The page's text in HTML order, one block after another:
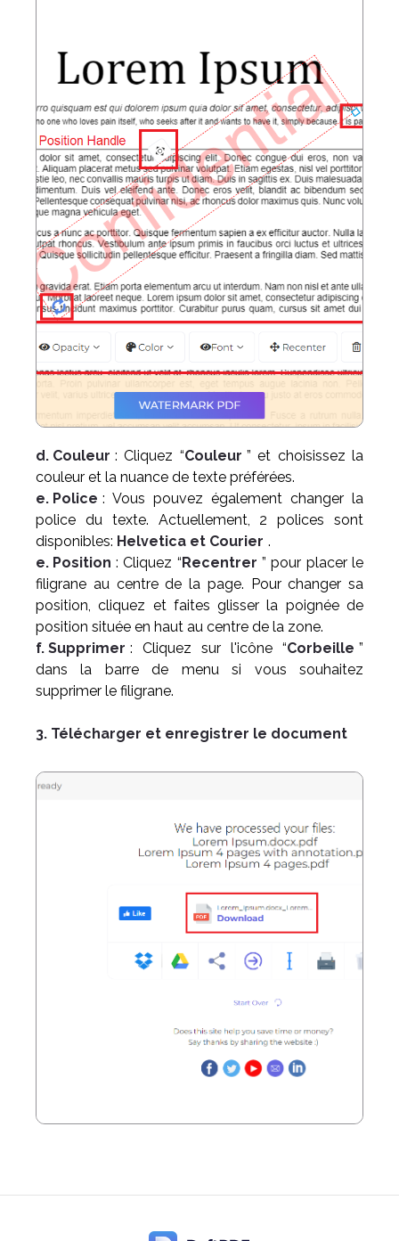
d. Couleur : Cliquez “Couleur ” et choisissez la
couleur et la nuance de texte préférées.
e. Police : Vous pouvez également changer la
police du texte. Actuellement, 2 polices sont
disponibles: Helvetica et Courier .
e. Position : Cliquez “Recentrer ” pour placer le
filigrane au centre de la page. Pour changer sa
position, cliquez et faites glisser la poignée de
position située en haut au centre de la zone.
f. Supprimer : Cliquez sur l'icône “Corbeille ”
dans la barre de menu si vous souhaitez
supprimer le filigrane.
3. Télécharger et enregistrer le document